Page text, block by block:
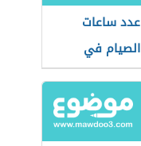
عدد ساعات
الصيام في
السويد